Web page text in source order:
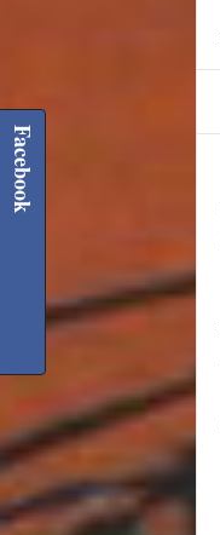
Facebook